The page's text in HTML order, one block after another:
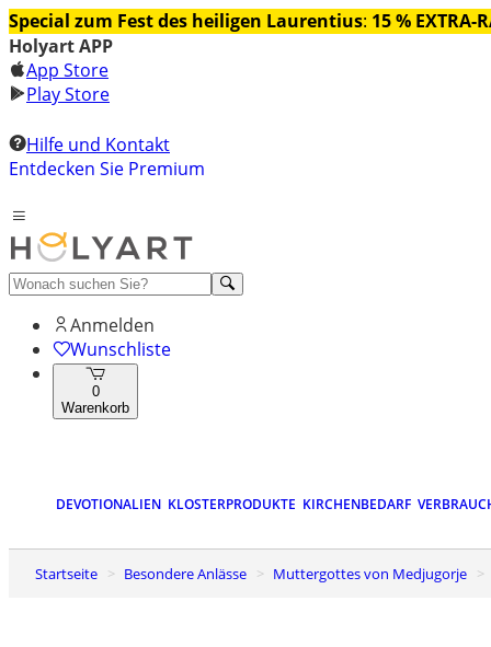
Special zum Fest des heiligen Laurentius: 15 % EXTRA-
Holyart APP
App Store
Play Store
Hilfe und Kontakt
Entdecken Sie Premium
Anmelden
Wunschliste
0
Warenkorb
DEVOTIONALIEN KLOSTERPRODUKTE KIRCHENBEDARF
Startseite Besondere Anlässe Muttergottes von Medjugorje